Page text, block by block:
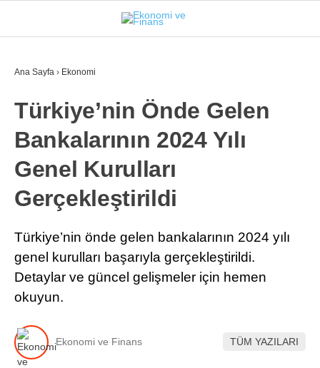
İSTANBUL
GÜNDEM
EKONOMI
FINANS
BORSA
KRIPTO
SEKTÖRLER
Ana Sayfa › Ekonomi
Türkiye’nin Önde Gelen
Bankalarının 2024 Yılı
Genel Kurulları
Gerçekleştirildi
Türkiye’nin önde gelen bankalarının 2024 yılı
genel kurulları başarıyla gerçekleştirildi.
Detaylar ve güncel gelişmeler için hemen
okuyun.
Ekonomi ve Finans TÜM YAZILARI